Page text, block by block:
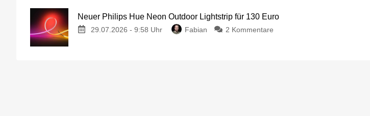
Neuer Philips Hue Neon Outdoor Lightstrip für 130 Euro
29.07.2026 - 9:58 Uhr Fabian 2 Kommentare